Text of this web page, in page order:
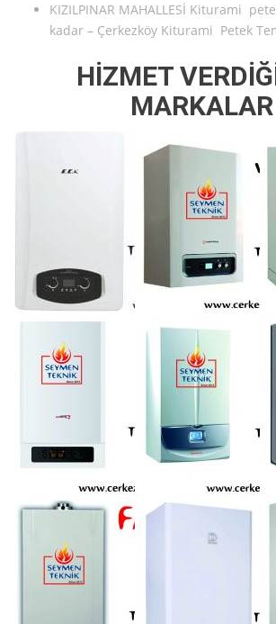
KIZILPINAR MAHALLESİ Kiturami
kadar – Çerkezköy Kiturami Petek
HİZMET
MARKALAR